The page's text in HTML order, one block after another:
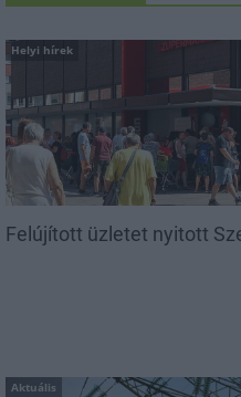
Helyi hírek
Felújított üzletet nyitott
Aktuális